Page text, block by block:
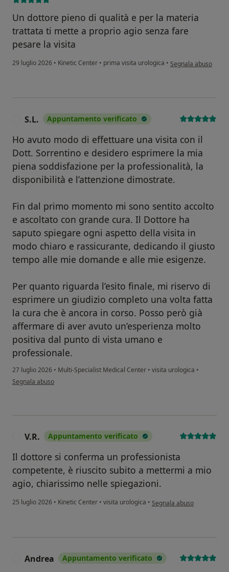
Un dottore pieno di qualità e per la materia
trattata ti mette a proprio agio senza fare
pesare la visita
29 luglio 2026 • Kinetic Center • prima visita urologica • secondo l'opinione
Segnala abuso
S.L. Appuntamento verificato
Ho avuto modo di effettuare una visita con il
Dott. Sorrentino e desidero esprimere la mia
piena soddisfazione per la professionalità, la
disponibilità e l’attenzione dimostrate.
Fin dal primo momento mi sono sentito accolto
e ascoltato con grande cura. Il Dottore ha
saputo spiegare ogni aspetto della visita in
modo chiaro e rassicurante, dedicando il giusto
tempo alle mie domande e alle mie esigenze.
Per quanto riguarda l’esito finale, mi riservo di
esprimere un giudizio completo una volta fatta
la cura che è ancora in corso. Posso però già
affermare di aver avuto un’esperienza molto
positiva dal punto di vista umano e
professionale.
27 luglio 2026 • Multi-Specialist Medical Center • visita urologica •
secondo l'opinione dell'utente S.L.
Segnala abuso
V.R. Appuntamento verificato
Il dottore si conferma un professionista
competente, è riuscito subito a mettermi a mio
agio, chiarissimo nelle spiegazioni.
25 luglio 2026 • Kinetic Center • visita urologica • secondo l'opinione
Segnala abuso
Andrea Appuntamento verificato